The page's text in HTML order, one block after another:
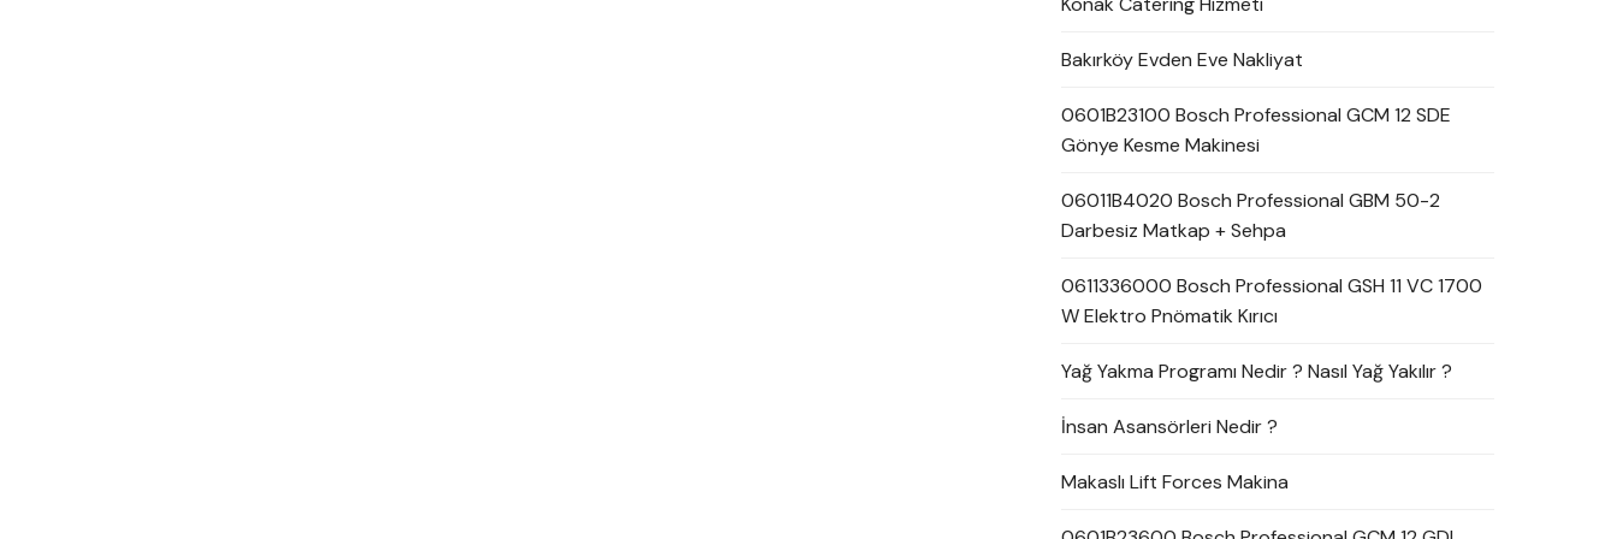
Bakırköy Evden Eve Nakliyat
0601B23100 Bosch Professional GCM 12 SDE
Gönye Kesme Makinesi
06011B4020 Bosch Professional GBM 50-2
Darbesiz Matkap + Sehpa
0611336000 Bosch Professional GSH 11 VC 1700
W Elektro Pnömatik Kırıcı
Yağ Yakma Programı Nedir ? Nasıl Yağ Yakılır ?
İnsan Asansörleri Nedir ?
Makaslı Lift Forces Makina